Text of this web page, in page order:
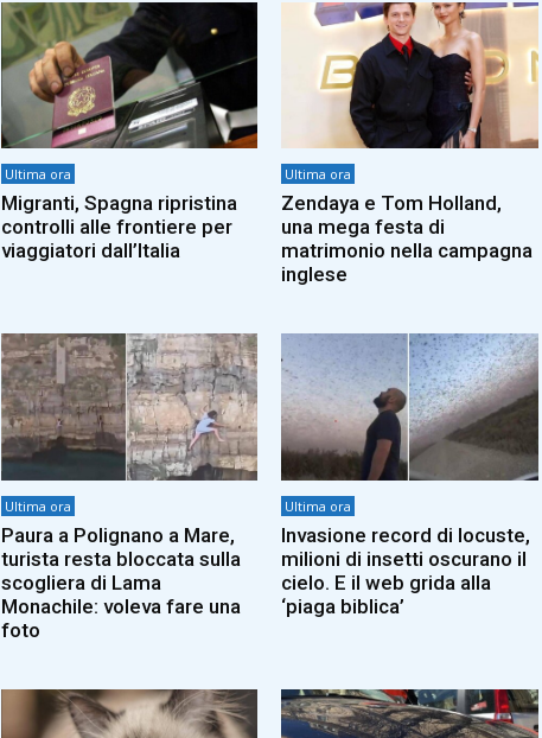
Ultima ora
Migranti, Spagna ripristina
controlli alle frontiere per
viaggiatori dall’Italia
Ultima ora
Zendaya e Tom Holland,
una mega festa di
matrimonio nella campagna
inglese
Ultima ora
Paura a Polignano a Mare,
turista resta bloccata sulla
scogliera di Lama
Monachile: voleva fare una
foto
Ultima ora
Invasione record di locuste,
milioni di insetti oscurano il
cielo. E il web grida alla
‘piaga biblica’